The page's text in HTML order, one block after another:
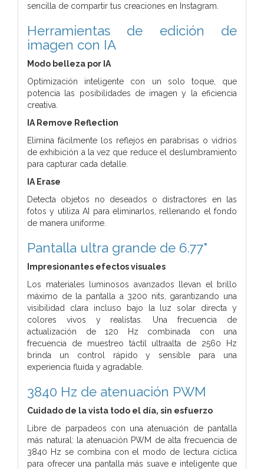
sencilla de compartir tus creaciones en Instagram.
Herramientas de edición de
imagen con IA
Modo belleza por IA
Optimización inteligente con un solo toque, que
potencia las posibilidades de imagen y la eficiencia
creativa.
IA Remove Reflection
Elimina fácilmente los reflejos en parabrisas o vidrios
de exhibición a la vez que reduce el deslumbramiento
para capturar cada detalle.
IA Erase
Detecta objetos no deseados o distractores en las
fotos y utiliza AI para eliminarlos, rellenando el fondo
de manera uniforme.
Pantalla ultra grande de 6.77"
Impresionantes efectos visuales
Los materiales luminosos avanzados llevan el brillo
máximo de la pantalla a 3200 nits, garantizando una
visibilidad clara incluso bajo la luz solar directa y
colores vivos y realistas. Una frecuencia de
actualización de 120 Hz combinada con una
frecuencia de muestreo táctil ultraalta de 2560 Hz
brinda un control rápido y sensible para una
experiencia fluida y agradable.
3840 Hz de atenuación PWM
Cuidado de la vista todo el día, sin esfuerzo
Libre de parpadeos con una atenuación de pantalla
más natural: la atenuación PWM de alta frecuencia de
3840 Hz se combina con el modo de lectura cíclica
para ofrecer una pantalla más suave e inteligente que